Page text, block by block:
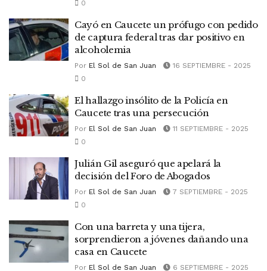
0
Cayó en Caucete un prófugo con pedido
de captura federal tras dar positivo en
alcoholemia
Por El Sol de San Juan
16 SEPTIEMBRE - 2025
0
El hallazgo insólito de la Policía en
Caucete tras una persecución
Por El Sol de San Juan
11 SEPTIEMBRE - 2025
0
Julián Gil aseguró que apelará la
decisión del Foro de Abogados
Por El Sol de San Juan
7 SEPTIEMBRE - 2025
0
Con una barreta y una tijera,
sorprendieron a jóvenes dañando una
casa en Caucete
Por El Sol de San Juan
6 SEPTIEMBRE - 2025